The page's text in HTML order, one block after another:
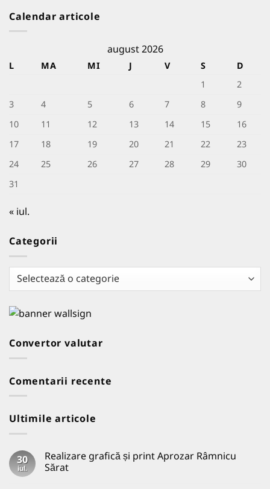
Calendar articole
august 2026
L MA MI J V S
D
1
2
3
4 5 6 7 8
9
10
11 12 13 14 15
16
17
18 19 20 21 22
23
24
25 26 27 28 29
30
31
« iul.
Categorii
Categorii
Convertor valutar
Comentarii recente
Ultimile articole
30
iul.
Realizare grafică și print Aprozar Râmnicu
Sărat